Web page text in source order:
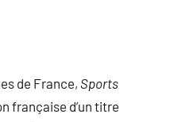
de France, Sports
française d’un titre